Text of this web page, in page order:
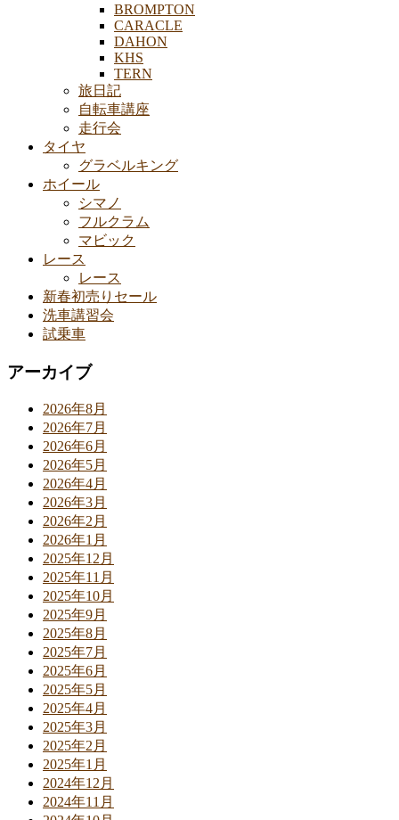
BROMPTON
CARACLE
DAHON
KHS
TERN
旅日記
自転車講座
走行会
タイヤ
グラベルキング
ホイール
シマノ
フルクラム
マビック
レース
レース
新春初売りセール
洗車講習会
試乗車
アーカイブ
2026年8月
2026年7月
2026年6月
2026年5月
2026年4月
2026年3月
2026年2月
2026年1月
2025年12月
2025年11月
2025年10月
2025年9月
2025年8月
2025年7月
2025年6月
2025年5月
2025年4月
2025年3月
2025年2月
2025年1月
2024年12月
2024年11月